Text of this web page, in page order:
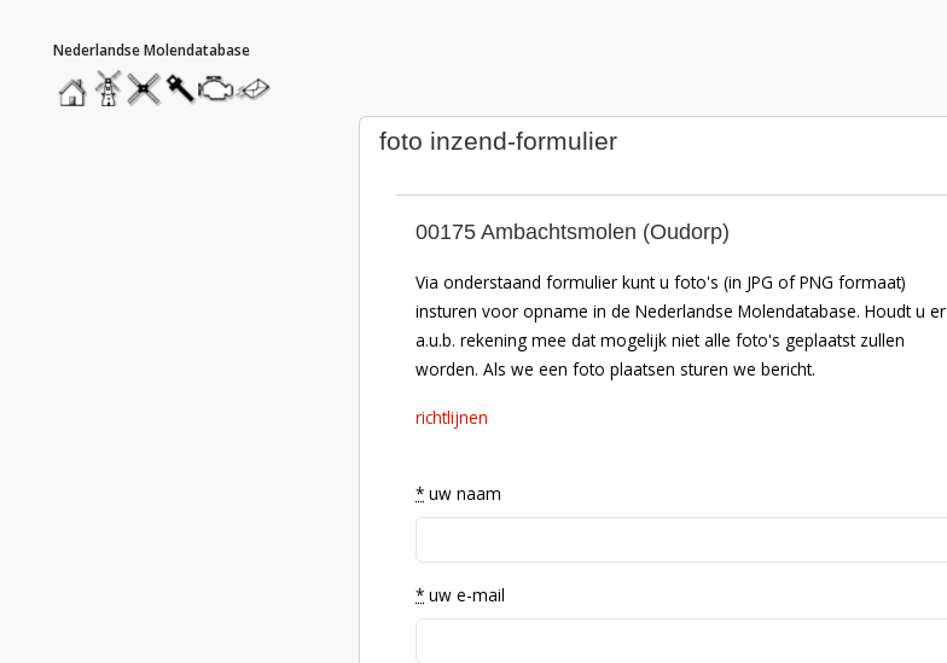
hoofdmenu
homemolendatabase
roedendatabase
assendatabase
motorendatabase
stuur
een
foto inzend-formulier
00175 Ambachtsmolen (Oudorp)
Via onderstaand formulier kunt u foto's (in JPG of PNG formaat)
insturen voor opname in de Nederlandse Molendatabase. Houdt u er
a.u.b. rekening mee dat mogelijk niet alle foto's geplaatst zullen
worden. Als we een foto plaatsen sturen we bericht.
richtlijnen
* uw naam
* uw e-mail